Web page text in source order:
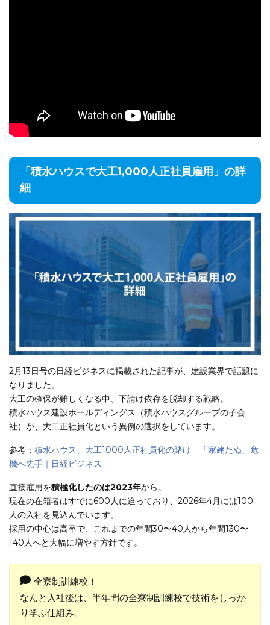
「積水ハウスで大工1,000人正社員雇用」の詳
細
2月13日号の日経ビジネスに掲載された記事が、建設業界で話題に
なりました。
大工の確保が難しくなる中、下請け依存を脱却する戦略。
積水ハウス建設ホールディングス（積水ハウスグループの子会
社）が、大工正社員化という異例の選択をしています。
参考： 積水ハウス、大工1000人正社員化の賭け 「家建たぬ」危
機へ先手｜日経ビジネス
直接雇用を積極化したのは2023年から。
現在の在籍者はすでに600人に迫っており、2026年4月には100
人の入社を見込んでいます。
採用の中心は高卒で、これまでの年間30〜40人から年間130〜
140人へと大幅に増やす方針です。
全寮制訓練校！
なんと入社後は、半年間の全寮制訓練校で技術をしっか
り学ぶ仕組み。